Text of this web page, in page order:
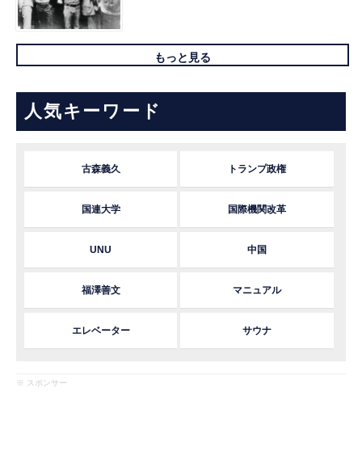
もっと見る
人気キーワード
古森義久 トランプ政権
国連大学 国際機関改革
UNU 中国
福澤善文 マニュアル
エレベーター サウナ
※ スポンサー